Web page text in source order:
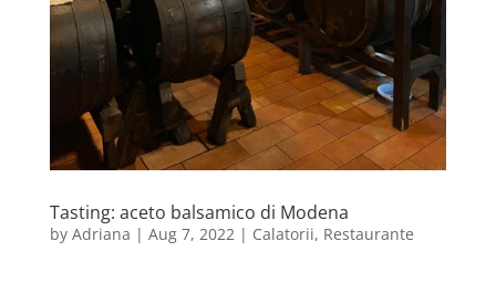
Tasting: aceto balsamico di Modena
by Adriana | Aug 7, 2022| Calatorii, Restaurante